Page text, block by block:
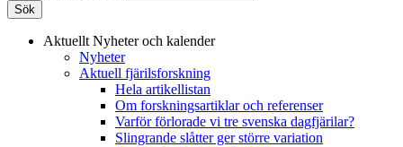
Aktuellt Nyheter och kalender
Nyheter
Aktuell fjärilsforskning
Hela artikellistan
Om forskningsartiklar och referenser
Varför förlorade vi tre svenska dagfjärilar?
Slingrande slåtter ger större variation